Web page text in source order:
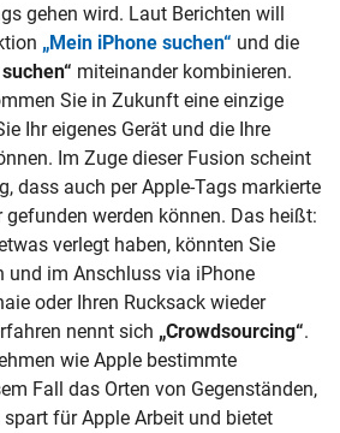
gehen wird. Laut Berichten will
„Mein iPhone suchen“ und die
miteinander kombinieren.
Sie in Zukunft eine einzige
Ihr eigenes Gerät und die Ihre
Im Zuge dieser Fusion scheint
dass auch per Apple-Tags markierte
gefunden werden können. Das heißt:
verlegt haben, könnten Sie
im Anschluss via iPhone
oder Ihren Rucksack wieder
nennt sich „Crowdsourcing“.
wie Apple bestimmte
Fall das Orten von Gegenständen,
spart für Apple Arbeit und bietet